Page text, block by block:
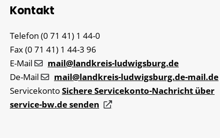
Kontakt
Telefon (0 71 41) 1 44-0
Fax(0 71 41) 1 44-3 96
E-Mail
mail@landkreis-ludwigsburg.de
De-Mail
mail@landkreis-ludwigsburg.de-mail.de
ServicekontoSichere Servicekonto-Nachricht über
service-bw.de senden